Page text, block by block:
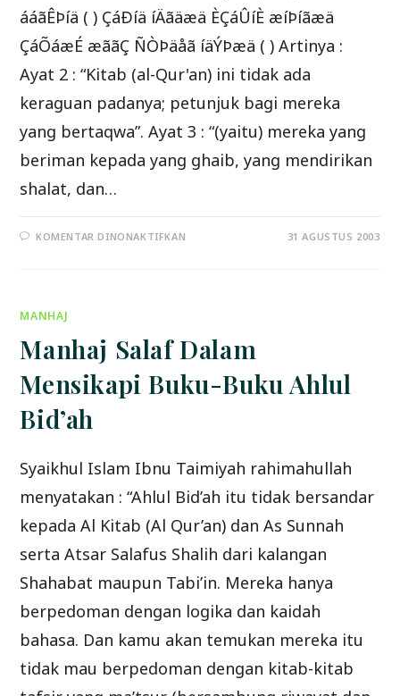
ááãÊÞíä ( ) ÇáÐíä íÄãäæä ÈÇáÛíÈ æíÞíãæä
ÇáÕáæÉ æããÇ ÑÒÞäåã íäÝÞæä ( ) Artinya :
Ayat 2 : “Kitab (al-Qur'an) ini tidak ada
keraguan padanya; petunjuk bagi mereka
yang bertaqwa”. Ayat 3 : “(yaitu) mereka yang
beriman kepada yang ghaib, yang mendirikan
shalat, dan…
KOMENTAR DINONAKTIFKAN
AYAT
2
–
3
31 AGUSTUS 2003
MANHAJ
Manhaj Salaf Dalam
Mensikapi Buku-Buku Ahlul
Bid’ah
Syaikhul Islam Ibnu Taimiyah rahimahullah
menyatakan : “Ahlul Bid’ah itu tidak bersandar
kepada Al Kitab (Al Qur’an) dan As Sunnah
serta Atsar Salafus Shalih dari kalangan
Shahabat maupun Tabi’in. Mereka hanya
berpedoman dengan logika dan kaidah
bahasa. Dan kamu akan temukan mereka itu
tidak mau berpedoman dengan kitab-kitab